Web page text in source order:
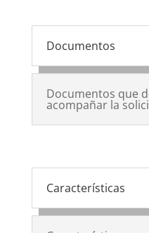
Documentos
Documentos que
acompañar la
Características